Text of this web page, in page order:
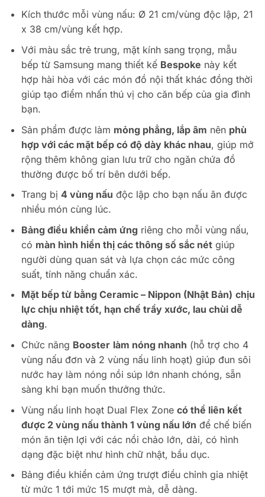
Kích thước mỗi vùng nấu: Ø 21 cm/vùng độc lập, 21
x 38 cm/vùng kết hợp.
Với màu sắc trẻ trung, mặt kính sang trọng, mẫu
bếp từ Samsung mang thiết kế Bespoke này kết
hợp hài hòa với các món đồ nội thất khác đồng thời
giúp tạo điểm nhấn thú vị cho căn bếp của gia đình
bạn.
Sản phẩm được làm mỏng phẳng, lắp âm nên phù
hợp với các mặt bếp có độ dày khác nhau, giúp mở
rộng thêm không gian lưu trữ cho ngăn chứa đồ
thường được bố trí bên dưới bếp.
Trang bị 4 vùng nấu độc lập cho bạn nấu ăn được
nhiều món cùng lúc.
Bảng điều khiển cảm ứng riêng cho mỗi vùng nấu,
có màn hình hiển thị các thông số sắc nétgiúp
người dùng quan sát và lựa chọn các mức công
suất, tính năng chuẩn xác.
Mặt bếp từ bằng Ceramic – Nippon (Nhật Bản) chịu
lực chịu nhiệt tốt, hạn chế trầy xước, lau chùi dễ
dàng.
Chức năng Booster làm nóng nhanh (hỗ trợ cho 4
vùng nấu đơn và 2 vùng nấu linh hoạt) giúp đun sôi
nước hay làm nóng nồi súp lớn nhanh chóng, sẵn
sàng khi bạn muốn thưởng thức.
Vùng nấu linh hoạt Dual Flex Zone có thể liên kết
được 2 vùng nấu thành 1 vùng nấu lớn để chế biến
món ăn tiện lợi với các nồi chảo lớn, dài, có hình
dạng đặc biệt như hình chữ nhật, bầu dục.
Bảng điều khiển cảm ứng trượt điều chỉnh gia nhiệt
từ mức 1 tới mức 15 mượt mà, dễ dàng.